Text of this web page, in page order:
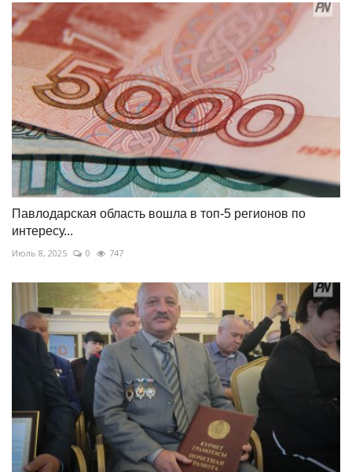
Павлодарская область вошла в топ-5 регионов по
интересу...
Июль 8, 2025 0 747